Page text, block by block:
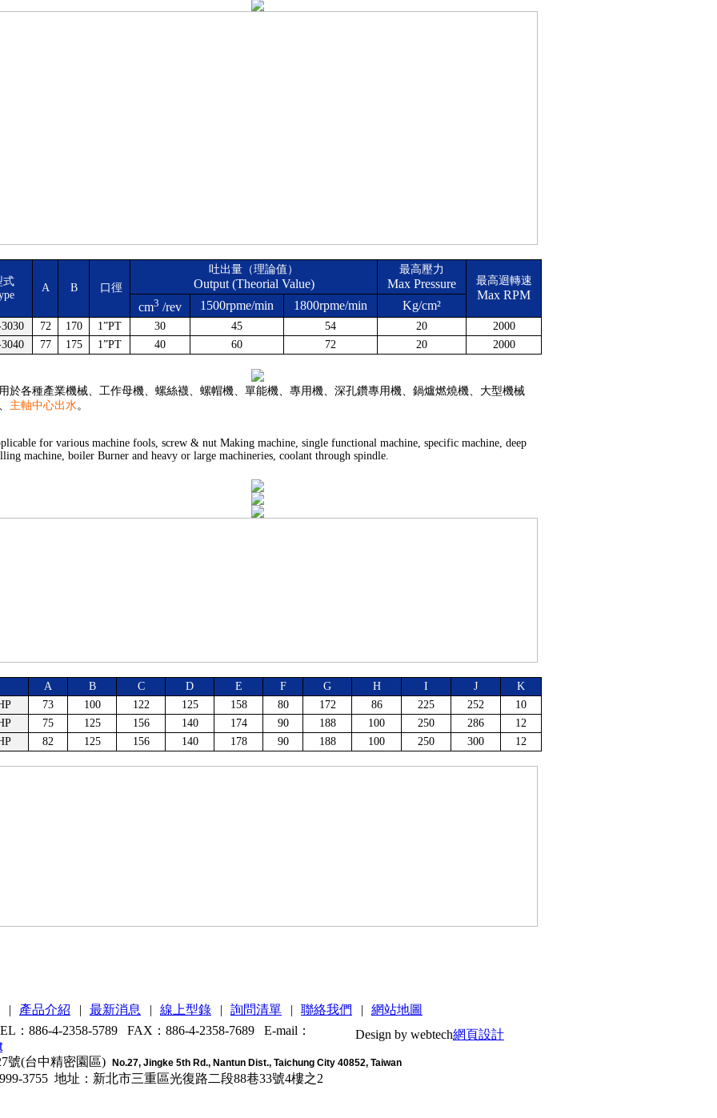
式
A B 口徑
吐出量（理論值）
Output (Theorial Value)
最高壓力
Max Pressure 最高迴轉速
Max RPM
cm3 /rev 1500rpme/min 1800rpme/min Kg/cm²
72 170 1”PT 30 45 54 20
2000
77 175 1”PT 40 60 72 20 2000
於各種產業機械、工作母機、螺絲襪、螺帽機、單能機、專用機、深孔鑽專用機、鍋爐燃燒機、大型機械
主軸中心出水。
for various machine fools, screw & nut Making machine, single functional machine, specific machine, deep
machine, boiler Burner and heavy or large machineries, coolant through spindle.
A B C D E F G H I J
K
73 100 122 125 158 80 172 86 225 252
10
75 125 156 140 174 90 188 100 250 286
12
82 125 156 140 178 90 188 100 250 300 12
| 產品介紹 | 最新消息 | 線上型錄 | 詢問清單 | 聯絡我們 |
網站地圖
：886-4-2358-5789 FAX：886-4-2358-7689 E-mail：
號(台中精密園區)
No.27, Jingke 5th Rd., Nantun Dist., Taichung City 40852, Taiwan
3755 地址：新北市三重區光復路二段88巷33號4樓之2
Design by webtech網頁設計